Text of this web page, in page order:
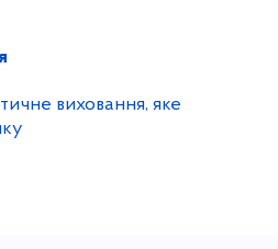
виховання, яке